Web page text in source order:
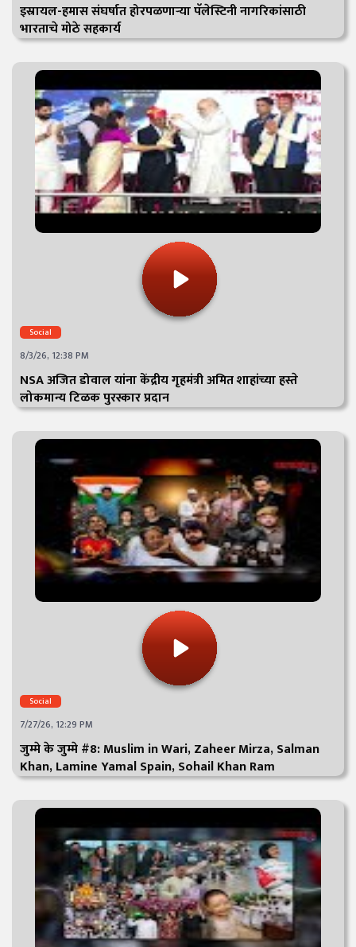
इस्रायल-हमास संघर्षात होरपळणाऱ्या पॅलेस्टिनी नागरिकांसाठी
भारताचे मोठे सहकार्य
Social
8/3/26, 12:38 PM
NSA अजित डोवाल यांना केंद्रीय गृहमंत्री अमित शाहांच्या हस्ते
लोकमान्य टिळक पुरस्कार प्रदान
Social
7/27/26, 12:29 PM
जुम्मे के जुम्मे #8: Muslim in Wari, Zaheer Mirza, Salman
Khan, Lamine Yamal Spain, Sohail Khan Ram